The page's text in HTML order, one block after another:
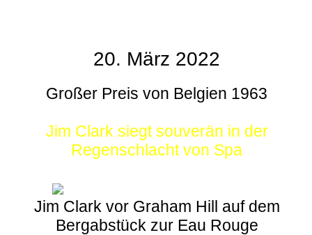
20. März 2022
Großer Preis von Belgien 1963
Jim Clark siegt souverän in der
Regenschlacht von Spa
Jim Clark vor Graham Hill auf dem
Bergabstück zur Eau Rouge